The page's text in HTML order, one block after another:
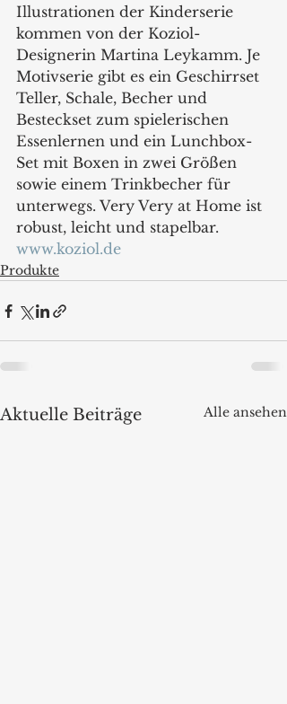
Illustrationen der Kinderserie
kommen von der Koziol-
Designerin Martina Leykamm. Je
Motivserie gibt es ein Geschirrset
Teller, Schale, Becher und
Besteckset zum spielerischen
Essenlernen und ein Lunchbox-
Set mit Boxen in zwei Größen
sowie einem Trinkbecher für
unterwegs. Very Very at Home ist
robust, leicht und stapelbar.
www.koziol.de
Produkte
Aktuelle Beiträge Alle ansehen